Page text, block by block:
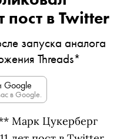
пост в Twitter
запуска аналога
Threads*
Google
в Google.
Марк Цукерберг